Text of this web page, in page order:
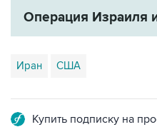
Операция Израиля
Иран США
Купить подписку на